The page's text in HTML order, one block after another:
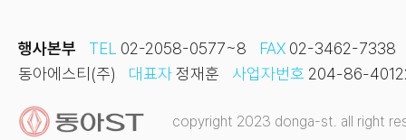
행사본부 TEL 02-2058-0577~8 FAX 02-3462-7338
동아에스티(주)
대표자정재훈 사업자번호 204-86-
copyright 2023 donga-st. all right